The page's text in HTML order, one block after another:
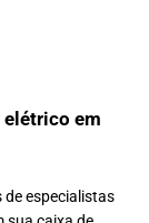
em
especialistas